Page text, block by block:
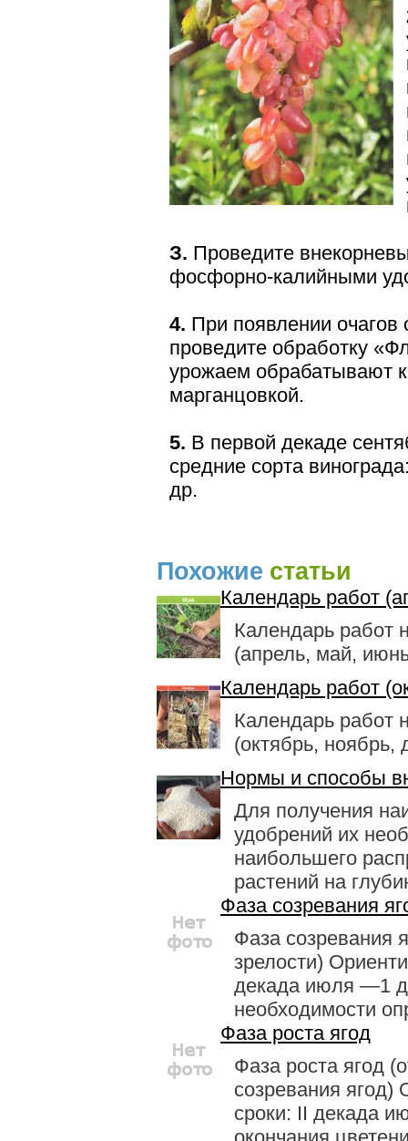
З. Проведите
фосфорно-калийными
4. При появлении очагов
проведите обработку
урожаем обрабатывают
марганцовкой.
5. В первой декаде
средние сорта
др.
Похожие статьи
Календарь работ
Календарь работ
(апрель, май,
Календарь работ
Календарь работ
(октябрь, ноябрь,
Нормы и способы
Для получения
удобрений их
наибольшего
растений на
Фаза созревания
Фаза созревания
зрелости)
декада июля —1
необходимости
Фаза роста ягод
Фаза роста ягод
созревания
сроки: II декада